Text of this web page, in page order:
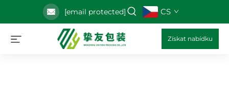
[email protected] CS
Získat nabídku